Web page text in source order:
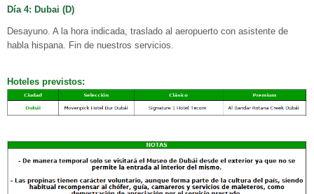
Día 4: Dubai (D)
Desayuno. A la hora indicada, traslado al aeropuerto con asistente de
habla hispana. Fin de nuestros servicios.
Hoteles previstos: